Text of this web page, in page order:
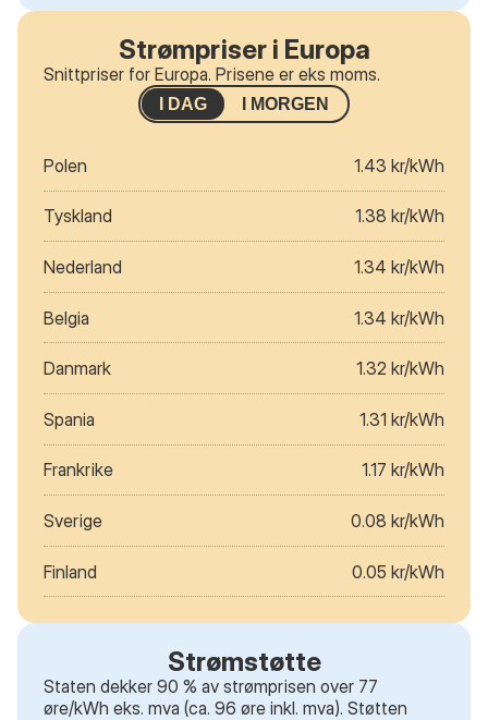
Strømpriser i Europa
Snittpriser for Europa. Prisene er eks moms.
I DAG I MORGEN
Polen 1.43 kr/kWh
Tyskland 1.38 kr/kWh
Nederland 1.34 kr/kWh
Belgia 1.34 kr/kWh
Danmark 1.32 kr/kWh
Spania 1.31 kr/kWh
Frankrike 1.17 kr/kWh
Sverige 0.08 kr/kWh
Finland 0.05 kr/kWh
Strømstøtte
Staten dekker 90 % av strømprisen over 77
øre/kWh eks. mva (ca. 96 øre inkl. mva). Støtten